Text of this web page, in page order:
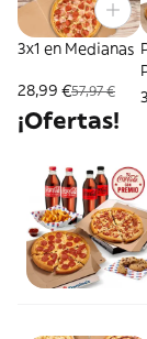
3x1 en Medianas
28,99 €57,97 €
¡Ofertas!